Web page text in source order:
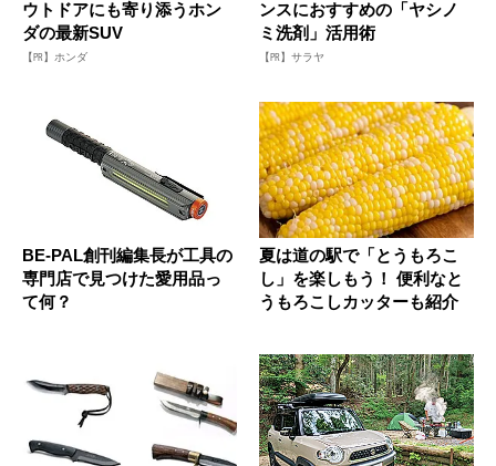
ウトドアにも寄り添うホン
ダの最新SUV
【PR】ホンダ
ンスにおすすめの「ヤシノ
ミ洗剤」活用術
【PR】サラヤ
BE-PAL創刊編集長が工具の
専門店で見つけた愛用品っ
て何？
夏は道の駅で「とうもろこ
し」を楽しもう！ 便利なと
うもろこしカッターも紹介